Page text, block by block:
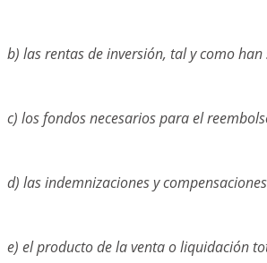
b) las rentas de inversión, tal y como
c) los fondos necesarios para el
d) las indemnizaciones y
e) el producto de la venta o liquidación